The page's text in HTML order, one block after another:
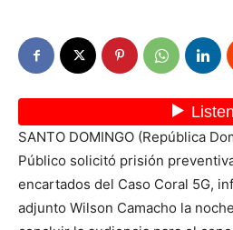
SANTO DOMINGO (República
Público solicitó prisión
encartados del Caso Coral 5G,
adjunto Wilson Camacho la